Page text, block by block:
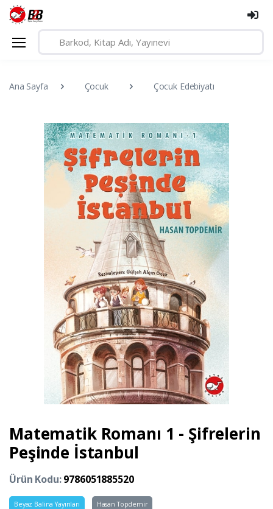
Ana Sayfa Çocuk Çocuk Edebiyatı
Matematik Romanı 1 - Şifrelerin
Peşinde İstanbul
Ürün Kodu:9786051885520
Beyaz Balina Yayınları Hasan Topdemir